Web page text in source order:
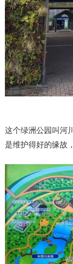
这个绿洲公园叫河
是维护得好的缘故